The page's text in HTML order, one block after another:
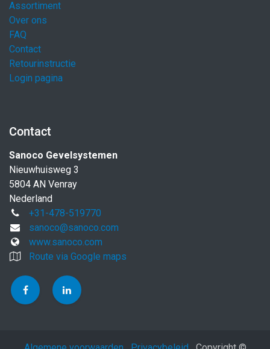
Assortiment
Over ons
FAQ
Contact
Retourinstructie
Login pagina
Contact
Sanoco Gevelsystemen
Nieuwhuisweg 3
5804 AN Venray
Nederland
+31-478-519770
sanoco@sanoco.com
www.sanoco.com
Route via Google maps